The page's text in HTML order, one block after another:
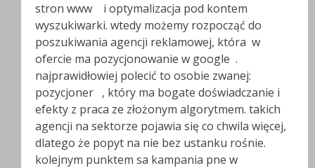
stron www i optymalizacja pod kontem
wyszukiwarki. wtedy możemy rozpocząć do
poszukiwania agencji reklamowej, która w
ofercie ma pozycjonowanie w google .
najprawidłowiej polecić to osobie zwanej:
pozycjoner , który ma bogate doświadczanie i
efekty z praca ze złożonym algorytmem. takich
agencji na sektorze pojawia się co chwila więcej,
dlatego że popyt na nie bez ustanku rośnie.
kolejnym punktem sa kampania pne w